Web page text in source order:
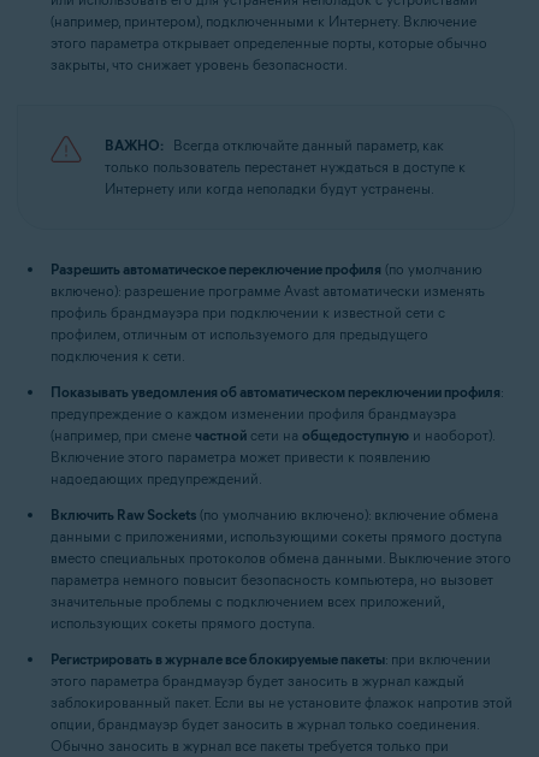
(например, принтером), подключенными к Интернету. Включение
этого параметра открывает определенные порты, которые обычно
закрыты, что снижает уровень безопасности.
ВАЖНО:
Всегда отключайте данный параметр, как
только пользователь перестанет нуждаться в доступе к
Интернету или когда неполадки будут устранены.
Разрешить автоматическое переключение профиля (по умолчанию
включено): разрешение программе Avast автоматически изменять
профиль брандмауэра при подключении к известной сети с
профилем, отличным от используемого для предыдущего
подключения к сети.
Показывать уведомления об автоматическом переключении профиля:
предупреждение о каждом изменении профиля брандмауэра
(например, при смене частной сети на общедоступную и наоборот).
Включение этого параметра может привести к появлению
надоедающих предупреждений.
Включить Raw Sockets (по умолчанию включено): включение обмена
данными с приложениями, использующими сокеты прямого доступа
вместо специальных протоколов обмена данными. Выключение этого
параметра немного повысит безопасность компьютера, но вызовет
значительные проблемы с подключением всех приложений,
использующих сокеты прямого доступа.
Регистрировать в журнале все блокируемые пакеты: при включении
этого параметра брандмауэр будет заносить в журнал каждый
заблокированный пакет. Если вы не установите флажок напротив этой
опции, брандмауэр будет заносить в журнал только соединения.
Обычно заносить в журнал все пакеты требуется только при